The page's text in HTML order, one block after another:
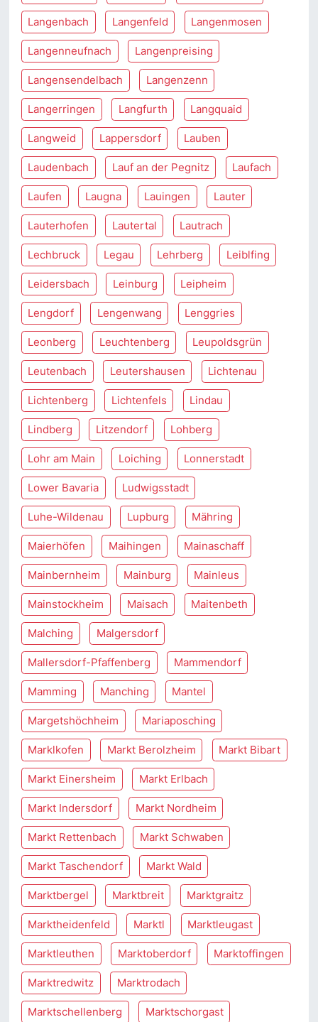
Langenbach Langenfeld Langenmosen
Langenneufnach Langenpreising
Langensendelbach Langenzenn
Langerringen Langfurth Langquaid
Langweid Lappersdorf Lauben
Laudenbach Lauf an der Pegnitz Laufach
Laufen Laugna Lauingen Lauter
Lauterhofen Lautertal Lautrach
Lechbruck Legau Lehrberg Leiblfing
Leidersbach Leinburg Leipheim
Lengdorf Lengenwang Lenggries
Leonberg Leuchtenberg Leupoldsgrün
Leutenbach Leutershausen Lichtenau
Lichtenberg Lichtenfels Lindau
Lindberg Litzendorf Lohberg
Lohr am Main Loiching Lonnerstadt
Lower Bavaria Ludwigsstadt
Luhe-Wildenau Lupburg Mähring
Maierhöfen Maihingen Mainaschaff
Mainbernheim Mainburg Mainleus
Mainstockheim Maisach Maitenbeth
Malching Malgersdorf
Mallersdorf-Pfaffenberg Mammendorf
Mamming Manching Mantel
Margetshöchheim Mariaposching
Marklkofen Markt Berolzheim Markt Bibart
Markt Einersheim Markt Erlbach
Markt Indersdorf Markt Nordheim
Markt Rettenbach Markt Schwaben
Markt Taschendorf Markt Wald
Marktbergel Marktbreit Marktgraitz
Marktheidenfeld Marktl Marktleugast
Marktleuthen Marktoberdorf Marktoffingen
Marktredwitz Marktrodach
Marktschellenberg Marktschorgast